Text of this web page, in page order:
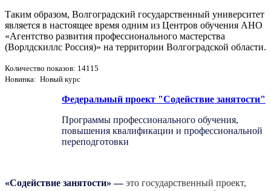
Таким образом, Волгоградский государственный университет
является в настоящее время одним из Центров обучения АНО
«Агентство развития профессионального мастерства
(Ворлдскиллс Россия)» на территории Волгоградской области.
Количество показов: 14115
Новинка: Новый курс
Федеральный проект "Содействие занятости"
Программы профессионального обучения,
повышения квалификации и профессиональной
переподготовки
«Содействие занятости» —это государственный проект,